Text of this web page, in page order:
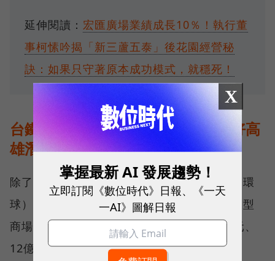
延伸閱讀： 宏匯廣場業績成長10％！執行董
事柯愫吟揭「新三蘆五泰」後花園經營秘
訣：如果只守著原本成功模式，就穩死！
台鐵車站商場表現亮眼，馮輝昇看好高
雄潛力
除了北車微風表現亮眼，台鐵在南港（潤泰＋環
球）、松山（潤泰）、板橋（環球）車站的大型
商場表現也不俗，去年營業額分別達到43億元、
12億元和27億元，挹注台鐵1到2億元不等。
X
掌握最新 AI 發展趨勢！
立即訂閱《數位時代》日報、《一天
一AI》圖解日報